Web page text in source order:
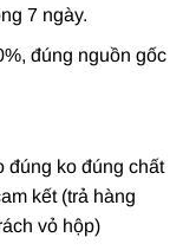
7 ngày.
đúng nguồn gốc
đúng ko đúng chất
kết (trả hàng
vỏ hộp)